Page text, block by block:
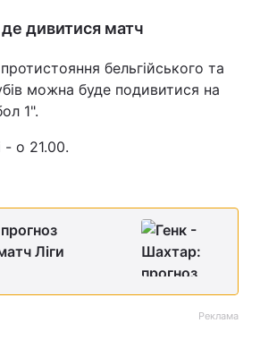
дивитися матч
бельгійського та
можна буде подивитися на
1".
- о 21.00.
Ліги
Реклама